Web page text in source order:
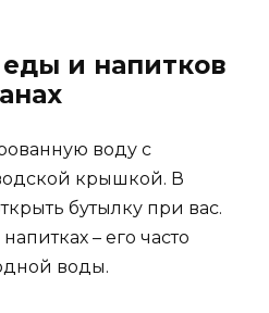
еды и напитков
воду с
крышкой. В
бутылку при вас.
– его часто
воды.